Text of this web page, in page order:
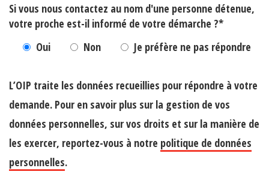
Si vous nous contactez au nom d'une personne détenue,
votre proche est-il informé de votre démarche ?*
Oui
Non Je préfère ne pas répondre
L’OIP traite les données recueillies pour répondre à votre
demande. Pour en savoir plus sur la gestion de vos
données personnelles, sur vos droits et sur la manière de
les exercer, reportez-vous à notre politique de données
personnelles.